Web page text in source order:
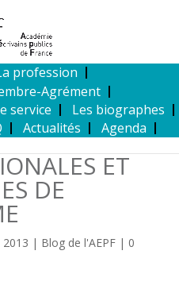
profession
Agrément
service
Les biographes
Actualités Agenda
ET
DE
2013 | Blog de l'AEPF| 0